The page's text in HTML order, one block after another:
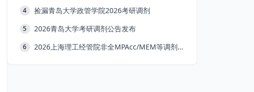
4 捡漏青岛大学政管学院2026考研调剂
5 2026青岛大学考研调剂公告发布
6 2026上海理工经管院非全MPAcc/MEM等调剂条件